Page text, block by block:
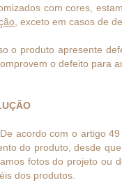
com cores,
, exceto em casos de
o produto apresente
o defeito para
De acordo com o artigo
do produto, desde
fotos do projeto ou
dos produtos.